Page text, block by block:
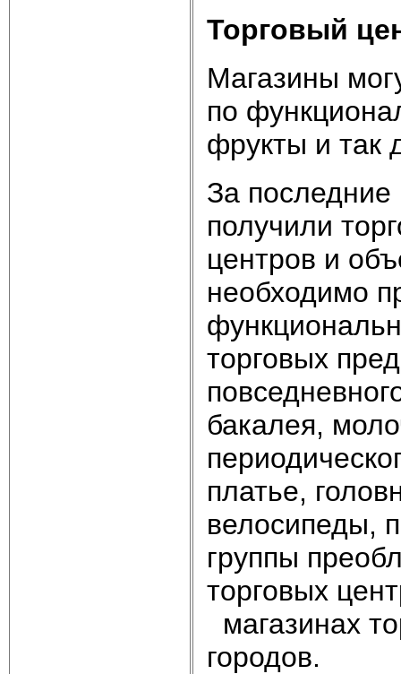
Торговый
Магазины
по
фрукты и так
За
получили
центров и
необходимо
торговых
бакалея,
платье,
велосипеды,
группы
торговых
магазинах
городов.